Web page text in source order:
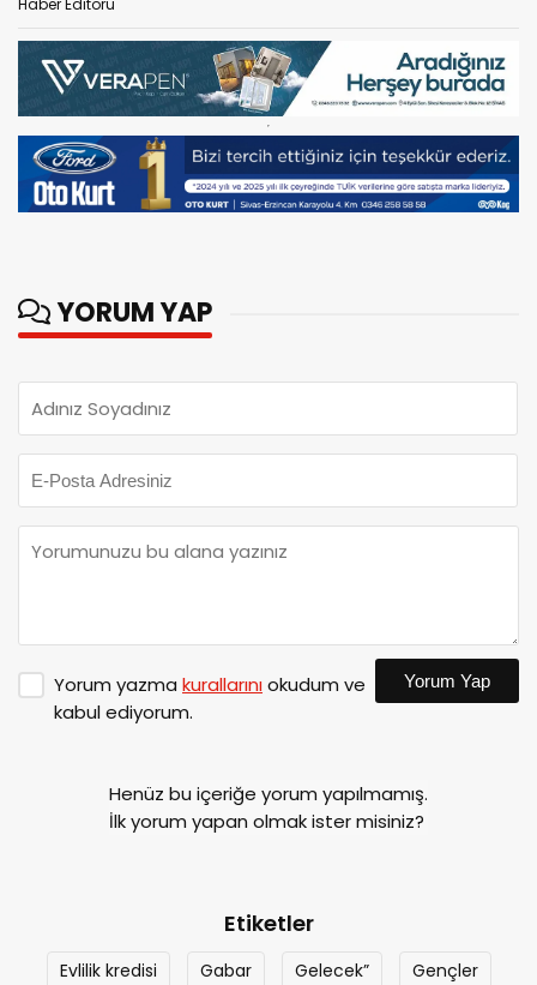
YORUM YAP
Yorum yazma kurallarınıokudum ve
kabul ediyorum.
Yorum Yap
Henüz bu içeriğe yorum yapılmamış.
İlk yorum yapan olmak ister misiniz?
Etiketler
Evlilik kredisi Gabar Gelecek” Gençler